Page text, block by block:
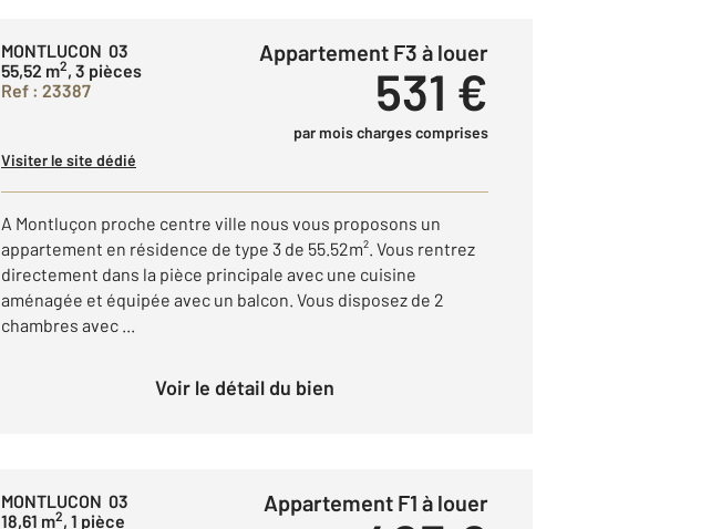
MONTLUCON 03
55,52 m2, 3 pièces
Ref : 23387
Appartement F3 à louer
531 €
par mois charges comprises
Visiter le site dédié
A Montluçon proche centre ville nous vous proposons un
appartement en résidence de type 3 de 55.52m². Vous rentrez
directement dans la pièce principale avec une cuisine
aménagée et équipée avec un balcon. Vous disposez de 2
chambres avec ...
Voir le détail du bien
MONTLUCON 03
18,61 m2, 1 pièce
Appartement F1 à louer